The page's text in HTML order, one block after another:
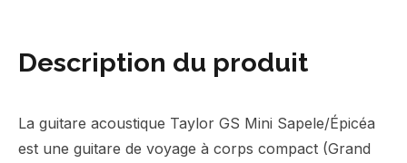
Description du produit
La guitare acoustique Taylor GS Mini Sapele/Épicéa
est une guitare de voyage à corps compact (Grand